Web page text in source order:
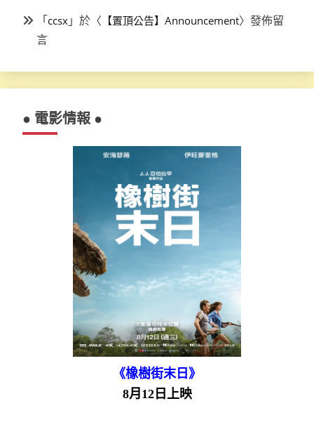
「ccsx 」於〈 【置頂公告】Announcement〉發佈留
言
● 電影情報 ●
《橡樹街末日》
8月12日上映